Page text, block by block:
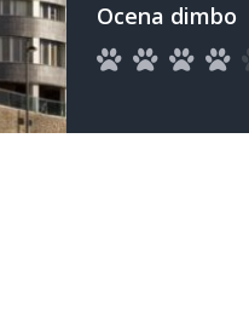
Ocena dimbo